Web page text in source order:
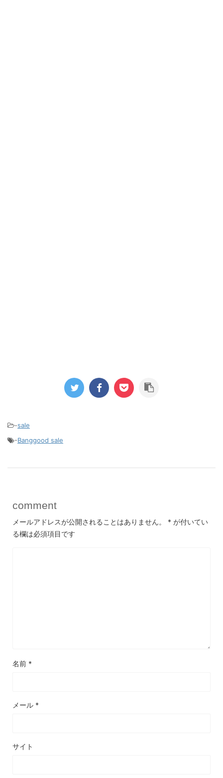
-sale
-Banggood sale
comment
メールアドレスが公開されることはありません。 * が付いてい
る欄は必須項目です
名前 *
メール *
サイト